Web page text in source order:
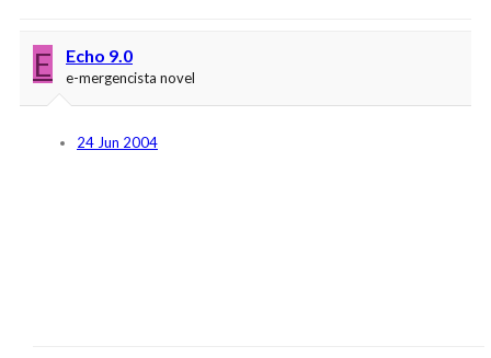
E Echo 9.0
e-mergencista novel
24 Jun 2004